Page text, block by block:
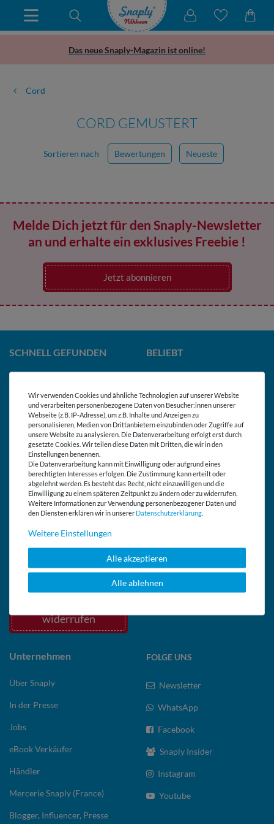
Das neue Snaply-Magazin ist online!
Cord
CORD GEMUSTERT
Sortieren nach Bewertungen Neueste
Melde Dich jetzt für den Snaply-Newsletter
an und erhalte ein exklusives Freebie !
Jetzt abonnieren
Wir verwenden Cookies und ähnliche Technologien auf unserer Website
und verarbeiten personenbezogene Daten von Besucher:innen unserer
Webseite (z.B. IP-Adresse), um z.B. Inhalte und Anzeigen zu
personalisieren, Medien von Drittanbietern einzubinden oder Zugriffe auf
unsere Website zu analysieren. Die Datenverarbeitung erfolgt erst durch
gesetzte Cookies. Wir teilen diese Daten mit Dritten, die wir in den
Einstellungen benennen.
Die Datenverarbeitung kann mit Einwilligung oder aufgrund eines
berechtigten Interesses erfolgen. Die Zustimmung kann erteilt oder
abgelehnt werden. Es besteht das Recht, nicht einzuwilligen und die
Einwilligung zu einem späteren Zeitpunkt zu ändern oder zu widerrufen.
Weitere Informationen zur Verwendung personenbezogener Daten und
den Diensten erklären wir in unserer Daten­schutz­erklärung
Weitere Einstellungen
Alle akzeptieren
Alle ablehnen
SCHNELL GEFUNDEN
Kontakt
FAQ Häufige Fragen
Versand in die Schweiz
Öffentliche Einrichtungen
Zahlung und Versand
Selbstabholer
Widerrufsrecht
widerrufen
BELIEBT
Stofflexikon
Gratis Vliese-Berater
Gratis Schnittmuster
Schnittmuster
Stoffmuster
Stoffe
Gurtband
Unternehmen
Über Snaply
In der Presse
Jobs
eBook Verkäufer
Händler
Mercerie Snaply (France)
Blogger, Influencer, Presse
FOLGE UNS
Newsletter
WhatsApp
Facebook
Snaply Insider
Instagram
Youtube